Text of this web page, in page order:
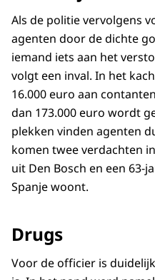
Als de politie vervolgens
agenten door de dichte
iemand iets aan het
volgt een inval. In het
16.000 euro aan
dan 173.000 euro wordt
plekken vinden agenten
komen twee verdachten
uit Den Bosch en een 63-
Spanje woont.
Drugs
Voor de officier is